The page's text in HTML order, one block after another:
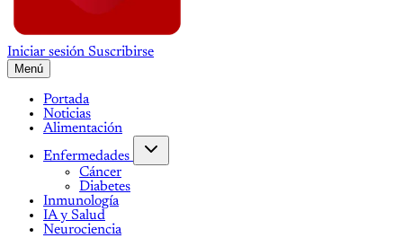
Iniciar sesión Suscribirse
Menú
Portada
Noticias
Alimentación
Enfermedades
Cáncer
Diabetes
Inmunología
IA y Salud
Neurociencia